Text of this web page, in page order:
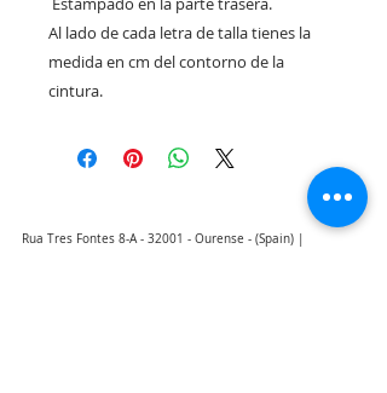
Al lado de cada letra de talla tienes la
medida en cm del contorno de la
cintura.
Rua Tres Fontes 8-A - 32001 - Ourense - (Spain) |